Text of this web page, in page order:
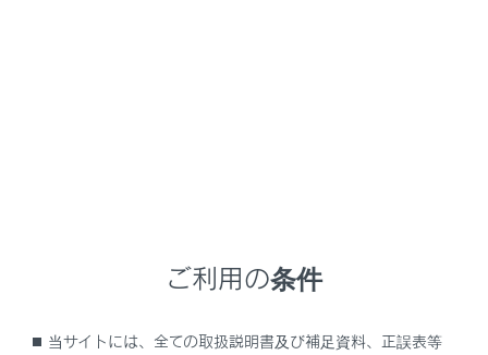
エアコンを快適にお使いいただくために、エアコンフィ
ルターを定期的に交換してください。
ご利用の条件
当サイトには、全ての取扱説明書及び補足資料、正誤表等